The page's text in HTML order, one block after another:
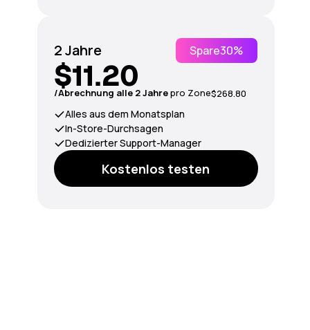
2 Jahre Spare30%
$11.20
/Abrechnung alle 2 Jahrepro Zone$268.80
Alles aus dem Monatsplan
In-Store-Durchsagen
Dedizierter Support-Manager
Kostenlos testen